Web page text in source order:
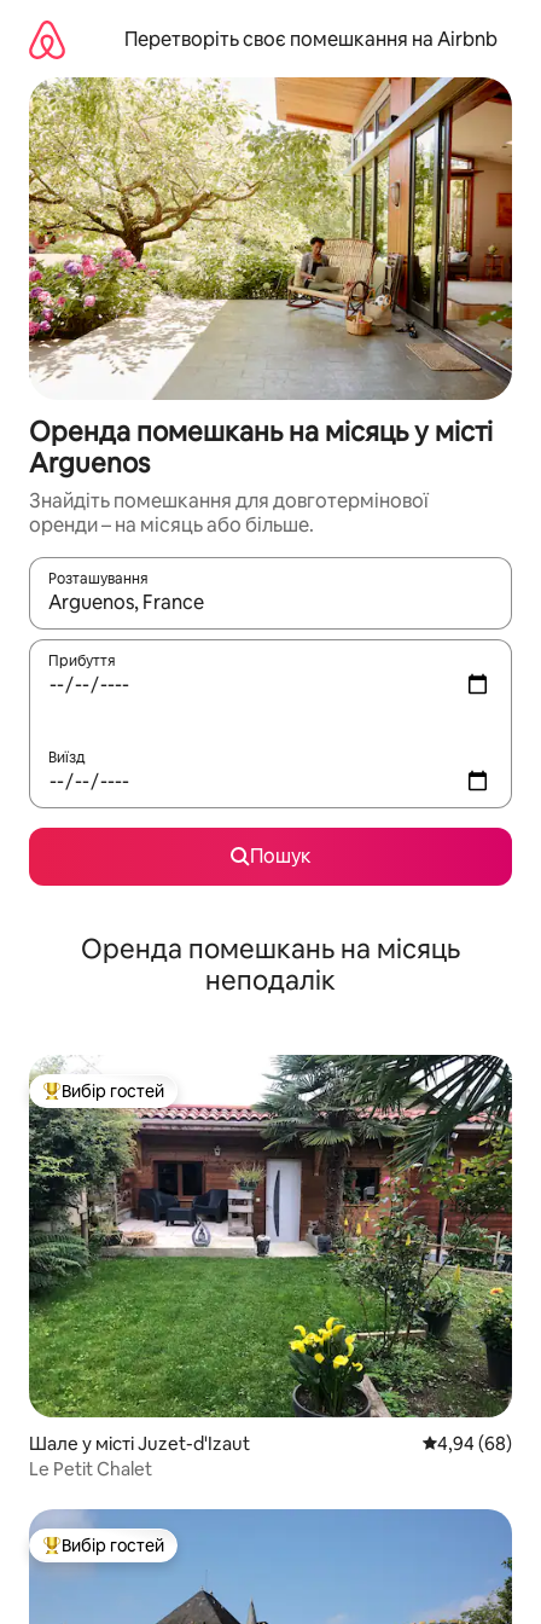
вмісту
Перетворіть своє помешкання на Airbnb
Оренда помешкань на місяць у місті
Arguenos
Знайдіть помешкання для довготермінової
оренди – на місяць або більше.
Розташування
Отримавши результати пошуку, використовуйте для
Прибуття
Виїзд
Пошук
Оренда помешкань на місяць
неподалік
Топ вибір гостей
Вибір гостей
Шале у місті Juzet-d'Izaut Середня
4,94 (68)
Le Petit Chalet
Топ вибір гостей
Вибір гостей